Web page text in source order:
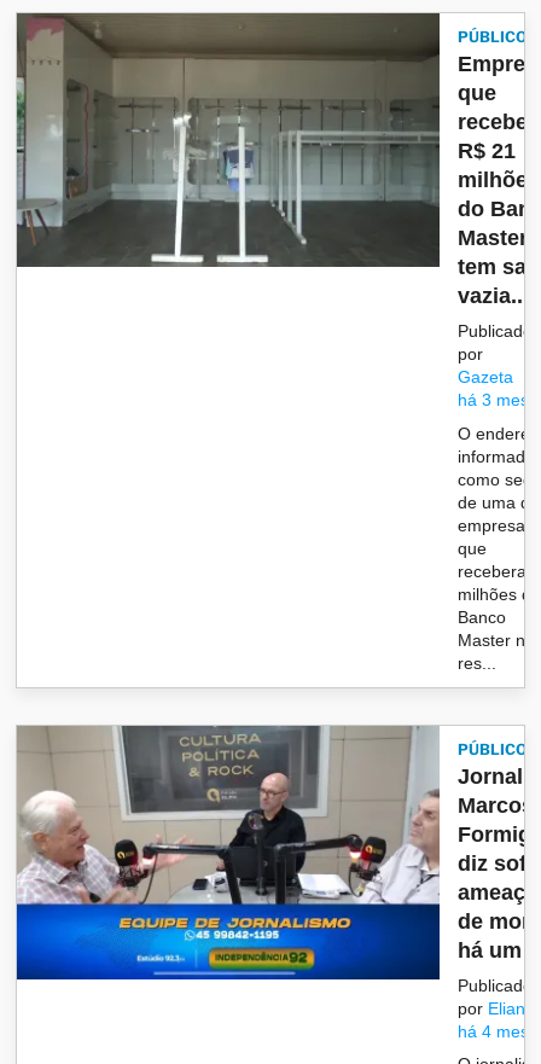
PÚBLICO
que
recebeu
R$ 21
milhões
do
Master
tem
vazia...
Publicado
por
Gazeta
há 3
O
informado
como
de uma
empresas
que
receberam
milhões do
Banco
Master
res...
PÚBLICO
Marcos
diz
de
há um
Publicado
por Eliane
há 4